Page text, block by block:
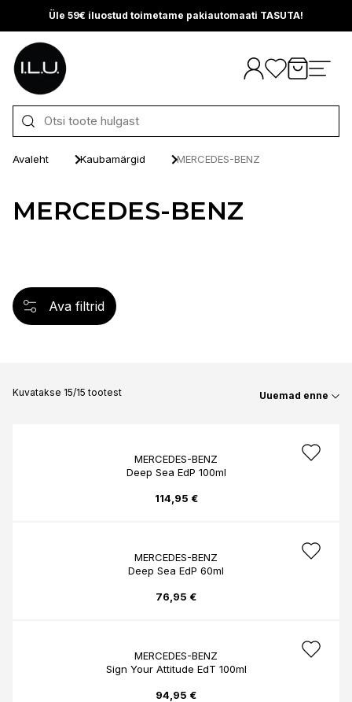
Üle 59€ iluostud toimetame pakiautomaati TASUTA!
Otse sisu juurde
Avaleht Kaubamärgid MERCEDES-BENZ
MERCEDES-BENZ
Ava filtrid
Kuvatakse 15/15 tootest Uuemad enne
MERCEDES-BENZ
Deep Sea EdP 100ml
114,95 €
MERCEDES-BENZ
Deep Sea EdP 60ml
76,95 €
MERCEDES-BENZ
Sign Your Attitude EdT 100ml
94,95 €